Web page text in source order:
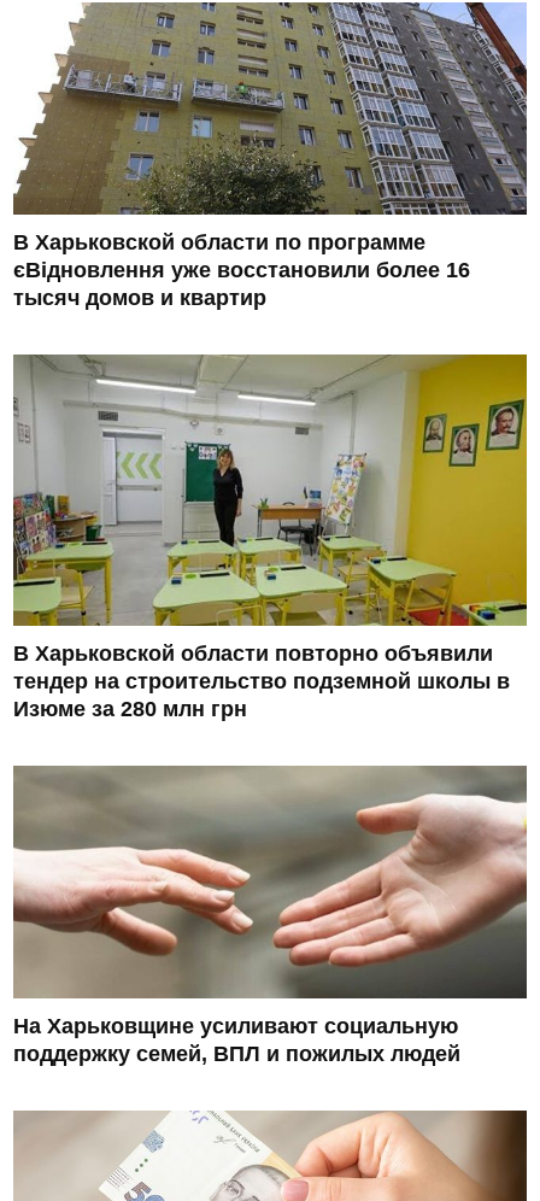
В Харьковской области по программе
єВідновлення уже восстановили более 16
тысяч домов и квартир
В Харьковской области повторно объявили
тендер на строительство подземной школы в
Изюме за 280 млн грн
На Харьковщине усиливают социальную
поддержку семей, ВПЛ и пожилых людей